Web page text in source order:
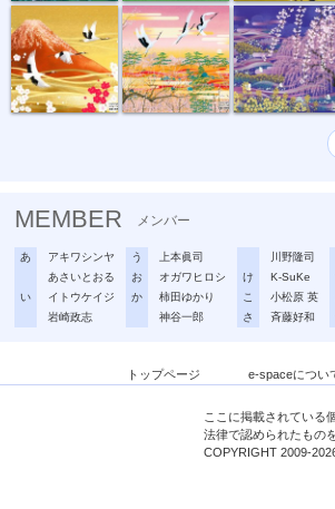
MEMBER メンバー
あ
アキワシンヤ
あさいとおる
い
イトウケイジ
岩崎政志
う
上本眞司
お
オガワヒロシ
か
柿田ゆかり
神谷一郎
川野隆司
け
K-SuKe
こ
小松原 英
さ
斉藤好和
トップページ e-spaceについ
ここに掲載されている
法律で認められたもの
COPYRIGHT 2009-